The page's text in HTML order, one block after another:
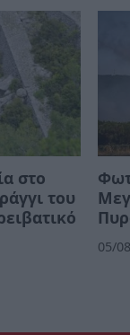
στο
του
05/